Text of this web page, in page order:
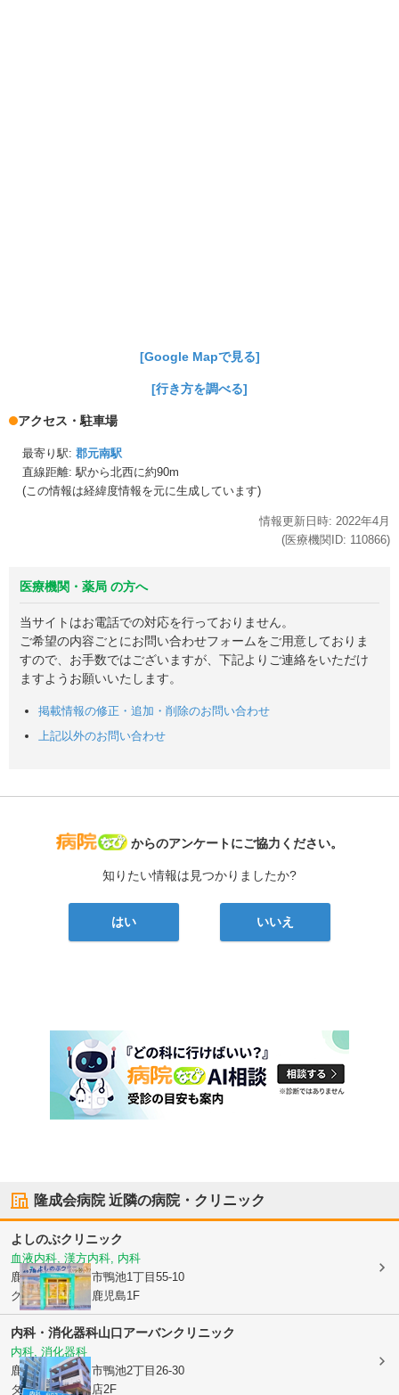
[Google Mapで見る]
[行き方を調べる]
アクセス・駐車場
最寄り駅: 郡元南駅
直線距離: 駅から北西に約90m
(この情報は経緯度情報を元に生成しています)
情報更新日時: 2022年4月
(医療機関ID: 110866)
医療機関・薬局 の方へ
当サイトはお電話での対応を行っておりません。
ご希望の内容ごとにお問い合わせフォームをご用意しておりま
すので、お手数ではございますが、下記よりご連絡をいただけ
ますようお願いいたします。
掲載情報の修正・追加・削除のお問い合わせ
上記以外のお問い合わせ
病院なび
からのアンケートにご協力ください。
知りたい情報は見つかりましたか?
はい いいえ
隆成会病院近隣の病院・クリニック
よしのぶクリニック
血液内科, 漢方内科, 内科
鹿児島県鹿児島市鴨池1丁目55-10
グランガーデン鹿児島1F
内科・消化器科山口アーバンクリニック
内科, 消化器科
鹿児島県鹿児島市鴨池2丁目26-30
ダイエー鹿児島店2F